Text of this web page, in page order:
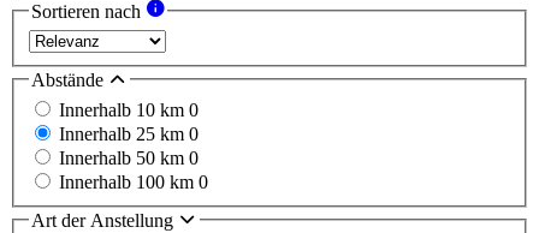
Sortieren nach
Abstände
Innerhalb 10 km 0
Innerhalb 25 km 0
Innerhalb 50 km 0
Innerhalb 100 km 0
Art der Anstellung